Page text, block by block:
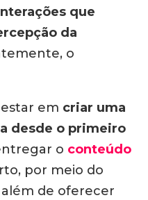
que
da
o
em criar uma
desde o primeiro
o conteúdo
por meio do
de oferecer